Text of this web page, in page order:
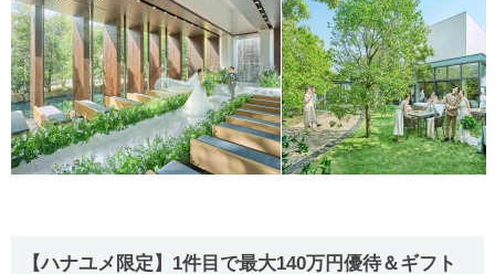
【ハナユメ限定】1件目で最大140万円優待＆ギフト